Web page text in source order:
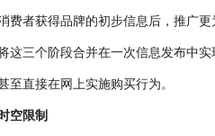
费者获得品牌的初步信息后，推广
这三个阶段合并在一次信息发布中
至直接在网上实施购买行为。
空限制